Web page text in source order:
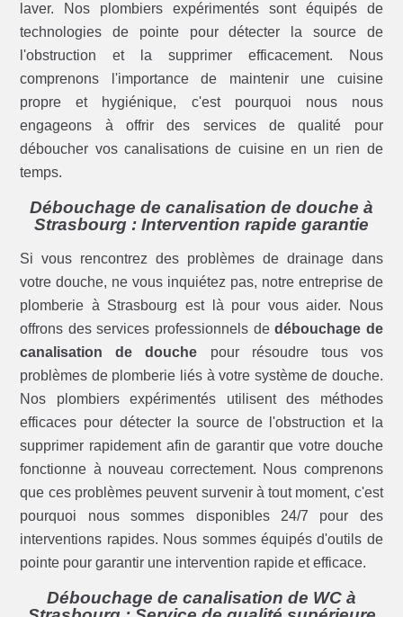
laver. Nos plombiers expérimentés sont équipés de
technologies de pointe pour détecter la source de
l'obstruction et la supprimer efficacement. Nous
comprenons l'importance de maintenir une cuisine
propre et hygiénique, c'est pourquoi nous nous
engageons à offrir des services de qualité pour
déboucher vos canalisations de cuisine en un rien de
temps.
Débouchage de canalisation de douche à
Strasbourg : Intervention rapide garantie
Si vous rencontrez des problèmes de drainage dans
votre douche, ne vous inquiétez pas, notre entreprise de
plomberie à Strasbourg est là pour vous aider. Nous
offrons des services professionnels dedébouchage de
canalisation de douche pour résoudre tous vos
problèmes de plomberie liés à votre système de douche.
Nos plombiers expérimentés utilisent des méthodes
efficaces pour détecter la source de l'obstruction et la
supprimer rapidement afin de garantir que votre douche
fonctionne à nouveau correctement. Nous comprenons
que ces problèmes peuvent survenir à tout moment, c'est
pourquoi nous sommes disponibles 24/7 pour des
interventions rapides. Nous sommes équipés d'outils de
pointe pour garantir une intervention rapide et efficace.
Débouchage de canalisation de WC à